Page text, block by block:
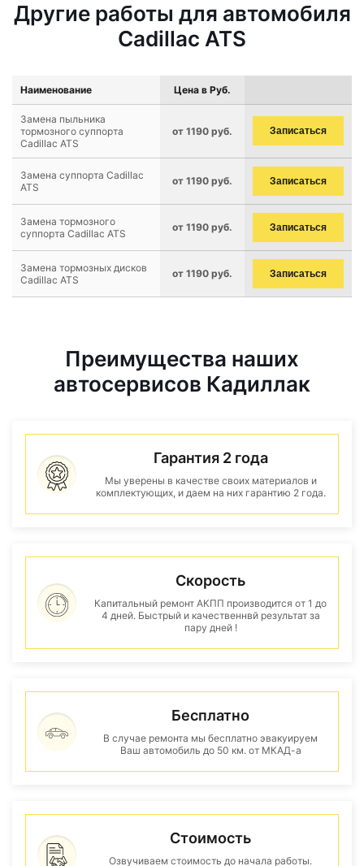
Другие работы для автомобиля
Cadillac ATS
Наименование Цена в Руб.
Замена пыльника
тормозного суппорта
Cadillac ATS
от 1190 руб. Записаться
Замена суппорта Cadillac
ATS
от 1190 руб. Записаться
Замена тормозного
суппорта Cadillac ATS
от 1190 руб. Записаться
Замена тормозных дисков
Cadillac ATS
от 1190 руб. Записаться
Преимущества наших
автосервисов Кадиллак
Гарантия 2 года
Мы уверены в качестве своих материалов и
комплектующих, и даем на них гарантию 2 года.
Скорость
Капитальный ремонт АКПП производится от 1 до
4 дней. Быстрый и качественнвй результат за
пару дней !
Бесплатно
В случае ремонта мы бесплатно эвакуируем
Ваш автомобиль до 50 км. от МКАД-а
Стоимость
Озвучиваем стоимость до начала работы.